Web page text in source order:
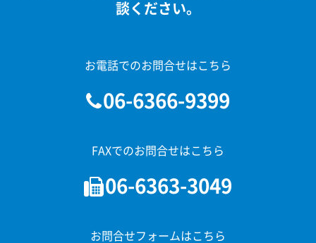
談ください。
お電話でのお問合せはこちら
06-6366-9399
FAXでのお問合せはこちら
06-6363-3049
お問合せフォームはこちら